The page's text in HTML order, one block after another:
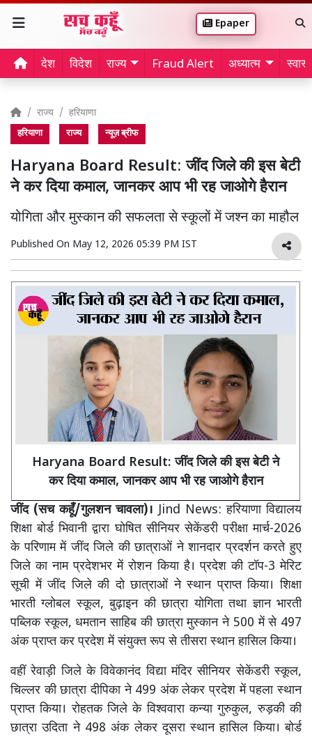
Epaper
देश विदेश राज्य Fraud Alert अध्यात्म
राज्य हरियाणा
हरियाणा राज्य न्यूज़ ब्रीफ
Haryana Board Result: जींद जिले की इस बेटी
ने कर दिया कमाल, जानकर आप भी रह जाओगे हैरान
योगिता और मुस्कान की सफलता से स्कूलों में जश्न का माहौल
Published On May 12, 2026 05:39 PM IST
Haryana Board Result: जींद जिले की इस बेटी ने
कर दिया कमाल, जानकर आप भी रह जाओगे हैरान
जींद (सच कहूँ/गुलशन चावला)। Jind News: हरियाणा विद्यालय
शिक्षा बोर्ड भिवानी द्वारा घोषित सीनियर सेकेंडरी परीक्षा मार्च-2026
के परिणाम में जींद जिले की छात्राओं ने शानदार प्रदर्शन करते हुए
जिले का नाम प्रदेशभर में रोशन किया है। प्रदेश की टॉप-3 मेरिट
सूची में जींद जिले की दो छात्राओं ने स्थान प्राप्त किया। शिक्षा
भारती ग्लोबल स्कूल, बुढ़ाइन की छात्रा योगिता तथा ज्ञान भारती
पब्लिक स्कूल, धमतान साहिब की छात्रा मुस्कान ने 500 में से 497
अंक प्राप्त कर प्रदेश में संयुक्त रूप से तीसरा स्थान हासिल किया।
वहीं रेवाड़ी जिले के विवेकानंद विद्या मंदिर सीनियर सेकेंडरी स्कूल,
चिल्लर की छात्रा दीपिका ने 499 अंक लेकर प्रदेश में पहला स्थान
प्राप्त किया। रोहतक जिले के विश्ववारा कन्या गुरुकुल, रुड़की की
छात्रा उदिता ने 498 अंक लेकर दूसरा स्थान हासिल किया। बोर्ड